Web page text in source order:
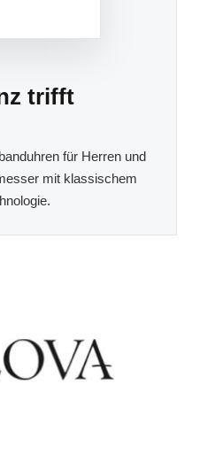
trifft
für Herren und
mit klassischem